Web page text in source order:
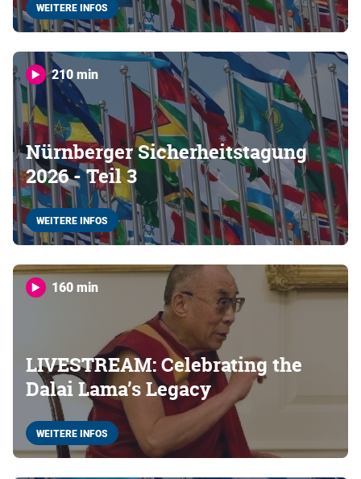
WEITERE INFOS
210 min
Nürnberger Sicherheitstagung
2026 - Teil 3
WEITERE INFOS
160 min
LIVESTREAM: Celebrating the
Dalai Lama’s Legacy
WEITERE INFOS